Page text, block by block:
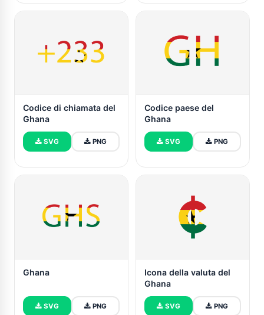
Codice di chiamata del
Ghana
SVG PNG
Codice paese del
Ghana
SVG PNG
Ghana
SVG PNG
Icona della valuta del
Ghana
SVG PNG